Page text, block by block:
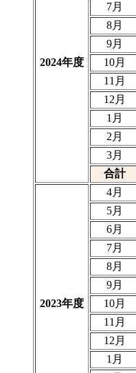
2024年度
7月
8月
9月
10月
11月
12月
1月
2月
3月
合計
2023年度
4月
5月
6月
7月
8月
9月
10月
11月
12月
1月